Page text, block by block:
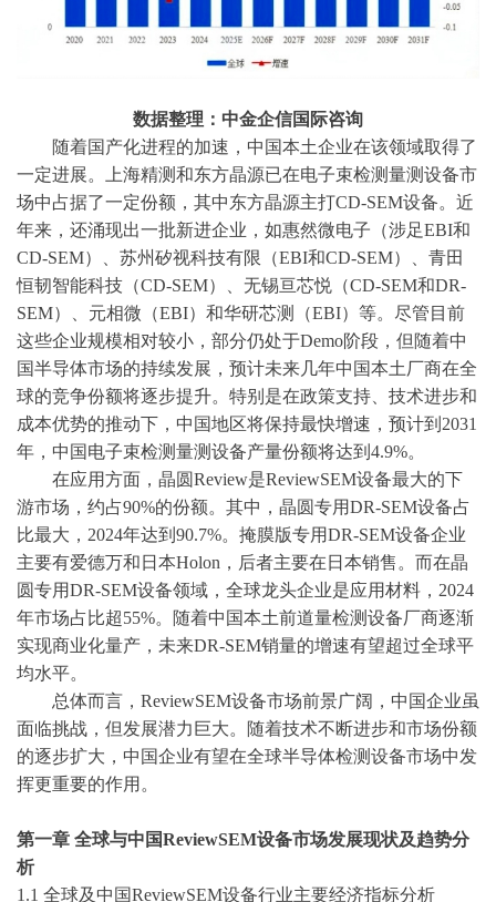
数据整理：中金企信国际咨询
随着国产化进程的加速，中国本土企业在该领域取得了
一定进展。上海精测和东方晶源已在电子束检测量测设备市
场中占据了一定份额，其中东方晶源主打CD-SEM设备。近
年来，还涌现出一批新进企业，如惠然微电子（涉足EBI和
CD-SEM）、苏州矽视科技有限（EBI和CD-SEM）、青田
恒韧智能科技（CD-SEM）、无锡亘芯悦（CD-SEM和DR-
SEM）、元相微（EBI）和华研芯测（EBI）等。尽管目前
这些企业规模相对较小，部分仍处于Demo阶段，但随着中
国半导体市场的持续发展，预计未来几年中国本土厂商在全
球的竞争份额将逐步提升。特别是在政策支持、技术进步和
成本优势的推动下，中国地区将保持最快增速，预计到2031
年，中国电子束检测量测设备产量份额将达到4.9%。
在应用方面，晶圆Review是ReviewSEM设备最大的下
游市场，约占90%的份额。其中，晶圆专用DR-SEM设备占
比最大，2024年达到90.7%。掩膜版专用DR-SEM设备企业
主要有爱德万和日本Holon，后者主要在日本销售。而在晶
圆专用DR-SEM设备领域，全球龙头企业是应用材料，2024
年市场占比超55%。随着中国本土前道量检测设备厂商逐渐
实现商业化量产，未来DR-SEM销量的增速有望超过全球平
均水平。
总体而言， ReviewSEM设备市场前景广阔，中国企业虽
面临挑战，但发展潜力巨大。随着技术不断进步和市场份额
的逐步扩大，中国企业有望在全球半导体检测设备市场中发
挥更重要的作用。
第一章 全球与中国ReviewSEM设备市场发展现状及趋势分
析
1.1 全球及中国ReviewSEM设备行业主要经济指标分析